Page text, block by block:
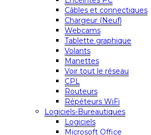
Câbles et connectiques
Chargeur (Neuf)
Webcams
Tablette graphique
Volants
Manettes
Voir tout le réseau
CPL
Routeurs
Répéteurs WiFi
Logiciels-Bureautiques
Logiciels
Microsoft Office